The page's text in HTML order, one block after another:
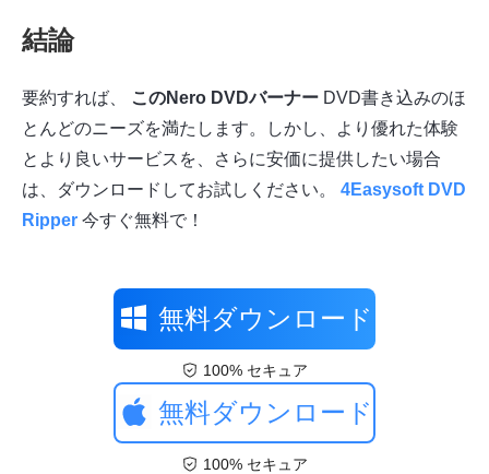
結論
要約すれば、 このNero DVDバーナー DVD書き込みのほ
とんどのニーズを満たします。しかし、より優れた体験
とより良いサービスを、さらに安価に提供したい場合
は、ダウンロードしてお試しください。 4Easysoft DVD
Ripper 今すぐ無料で！
無料ダウンロード
100% セキュア
無料ダウンロード
100% セキュア